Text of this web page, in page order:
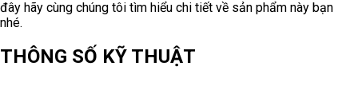
đây hãy cùng chúng tôi tìm hiểu chi tiết về sản phẩm này bạn
nhé.
THÔNG SỐ KỸ THUẬT